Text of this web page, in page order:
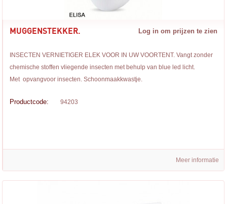
MUGGENSTEKKER. Log in om prijzen te zien
INSECTEN VERNIETIGER ELEK VOOR IN UW VOORTENT. Vangt zonder
chemische stoffen vliegende insecten met behulp van blue led licht.
Met opvangvoor insecten. Schoonmaakkwastje.
Productcode: 94203
Meer informatie